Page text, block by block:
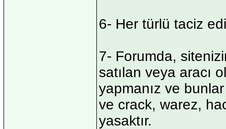
6- Her türlü taciz
7- Forumda,
satılan veya aracı
yapmanız ve
ve crack, warez,
yasaktır.